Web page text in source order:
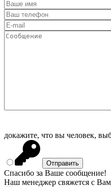
докажите, что вы человек,
Спасибо за Ваше сообщение!
Наш менеджер свяжется с